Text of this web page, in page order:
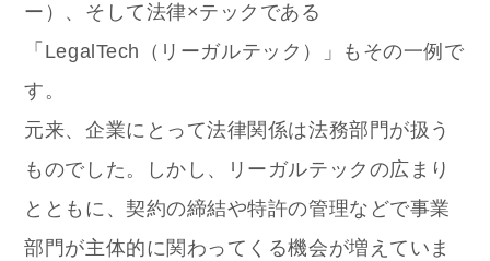
ー）、そして法律×テックである
「LegalTech（リーガルテック）」もその一例で
す。
元来、企業にとって法律関係は法務部門が扱う
ものでした。しかし、リーガルテックの広まり
とともに、契約の締結や特許の管理などで事業
部門が主体的に関わってくる機会が増えていま